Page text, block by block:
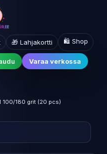
🎁 Lahjakortti 🛍️ Shop
Varaa verkossa
100/180 grit (20 pcs)